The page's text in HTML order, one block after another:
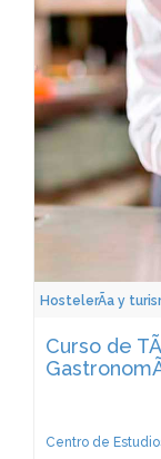
HostelerÃ­a y
Curso de
Centro de